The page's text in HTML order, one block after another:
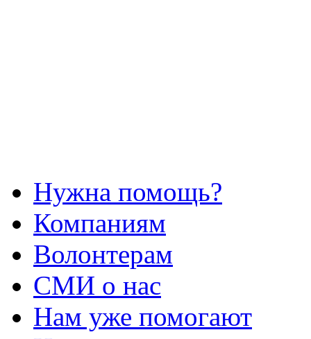
Нужна помощь?
Компаниям
Волонтерам
СМИ о нас
Нам уже помогают